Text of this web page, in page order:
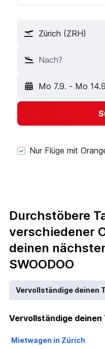
Zürich (ZRH)
Nach?
Mo 7.9. - Mo
Nur Flüge mit
Durchstöbere
verschiedener
deinen
SWOODOO
Vervollständige deinen
Vervollständige deinen
Mietwagen in Zürich